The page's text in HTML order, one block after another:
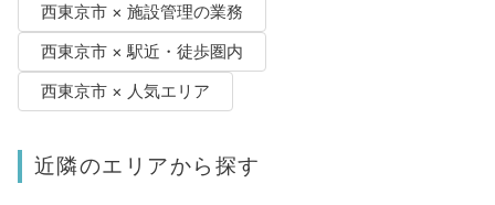
西東京市 × 施設管理の業務
西東京市 × 駅近・徒歩圏内
西東京市 × 人気エリア
近隣のエリアから探す